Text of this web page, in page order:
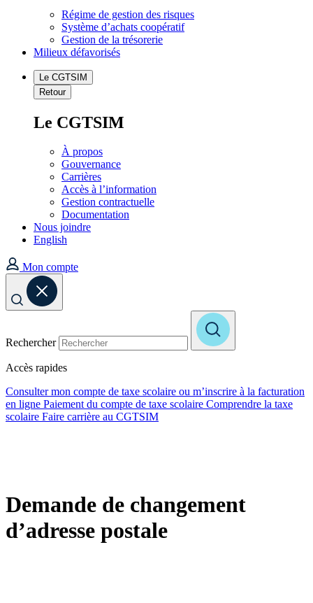
Régime de gestion des risques
Système d’achats coopératif
Gestion de la trésorerie
Milieux défavorisés
Le CGTSIM
Retour
Le CGTSIM
À propos
Gouvernance
Carrières
Accès à l’information
Gestion contractuelle
Documentation
Nous joindre
English
Mon compte
Rechercher
Accès rapides
Consulter mon compte de taxe scolaire ou m’inscrire à la facturation
en ligne Paiement du compte de taxe scolaire Comprendre la taxe
scolaire Faire carrière au CGTSIM
Demande de changement
d’adresse postale